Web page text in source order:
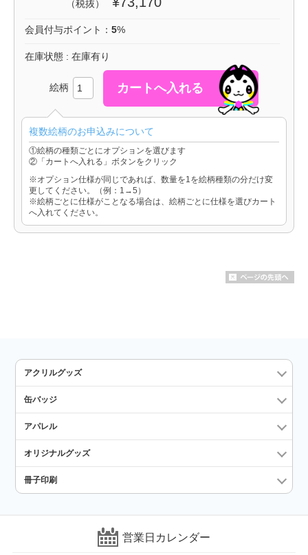
（税抜）
会員付与ポイント： 5%
在庫状態 : 在庫有り
絵柄
複数絵柄のお申込みについて
①絵柄の種類ごとにオプションを選びます
②「カートへ入れる」ボタンをクリック
※オプション仕様が同じであれば、数量を1を絵柄種類の分だけ変
更してください。（例：1→5）
※絵柄ごとに仕様がことなる場合は、絵柄ごとに仕様を選びカート
へ入れてください。
アクリルグッズ
缶バッジ
アパレル
オリジナルグッズ
冊子印刷
営業日カレンダー